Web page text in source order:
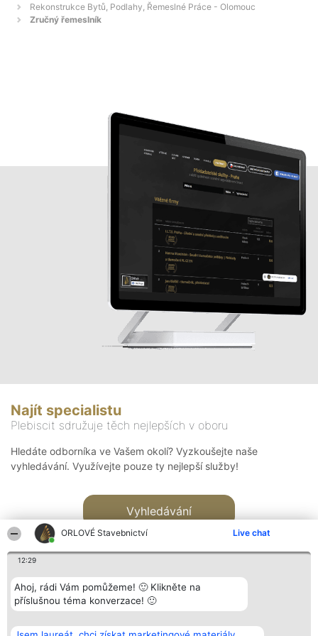
ORLOVÉ Stavebnictví Live chat
12:29
Ahoj, rádi Vám pomůžeme! 🙂 Klikněte na
příslušnou téma konverzace! 🙂
Rekonstrukce Bytů, Podlahy, Řemeslné Práce - Olomouc
Zručný řemeslník
Najít specialistu
Plebiscit sdružuje těch nejlepších v oboru
Hledáte odborníka ve Vašem okolí? Vyzkoušejte naše
vyhledávání. Využívejte pouze ty nejlepší služby!
Vyhledávání
Bright Side Solutions sp. z o.
Vítězové
Kontakt